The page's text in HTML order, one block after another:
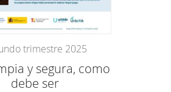
trimestre 2025
y segura, como
debe ser